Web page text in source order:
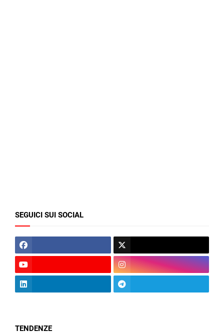
SEGUICI SUI SOCIAL
TENDENZE